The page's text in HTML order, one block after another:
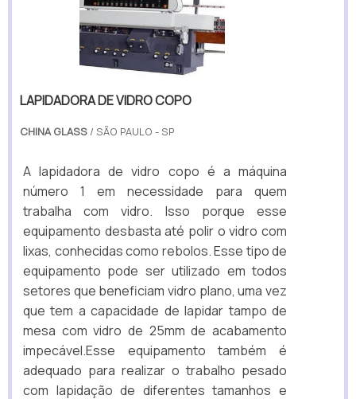
LAPIDADORA DE VIDRO COPO
CHINA GLASS / SÃO PAULO - SP
A lapidadora de vidro copo é a máquina
número 1 em necessidade para quem
trabalha com vidro. Isso porque esse
equipamento desbasta até polir o vidro com
lixas, conhecidas como rebolos. Esse tipo de
equipamento pode ser utilizado em todos
setores que beneficiam vidro plano, uma vez
que tem a capacidade de lapidar tampo de
mesa com vidro de 25mm de acabamento
impecável.Esse equipamento também é
adequado para realizar o trabalho pesado
com lapidação de diferentes tamanhos e